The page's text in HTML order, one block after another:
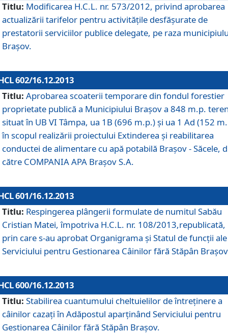
Titlu: Modificarea H.C.L. nr. 573/2012, privind aprobarea
actualizării tarifelor pentru activităţile desfăşurate de
prestatorii serviciilor publice delegate, pe raza
Braşov.
602/16.12.2013
Titlu: Aprobarea scoaterii temporare din fondul forestier
proprietate publică a Municipiului Braşov a 848 m.p.
situat în UB VI Tâmpa, ua 1B (696 m.p.) şi ua 1 Ad (152
în scopul realizării proiectului Extinderea şi reabilitarea
conductei de alimentare cu apă potabilă Braşov - Săcele,
către COMPANIA APA Braşov S.A.
601/16.12.2013
Titlu: Respingerea plângerii formulate de numitul Sabău
Cristian Matei, împotriva H.C.L. nr. 108/2013,republicată,
prin care s-au aprobat Organigrama şi Statul de funcţii ale
Serviciului pentru Gestionarea Câinilor fără Stăpân
600/16.12.2013
Titlu: Stabilirea cuantumului cheltuielilor de întreţinere a
câinilor cazaţi în Adăpostul aparţinând Serviciului pentru
Gestionarea Câinilor fără Stăpân Braşov.